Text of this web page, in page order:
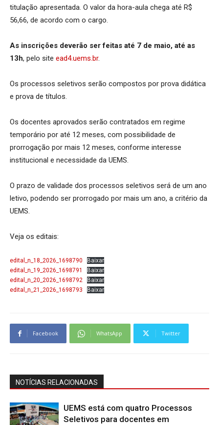
titulação apresentada. O valor da hora-aula chega até R$
56,66, de acordo com o cargo.
As inscrições deverão ser feitas até 7 de maio, até as
13h, pelo site ead4.uems.br.
Os processos seletivos serão compostos por prova didática
e prova de títulos.
Os docentes aprovados serão contratados em regime
temporário por até 12 meses, com possibilidade de
prorrogação por mais 12 meses, conforme interesse
institucional e necessidade da UEMS.
O prazo de validade dos processos seletivos será de um ano
letivo, podendo ser prorrogado por mais um ano, a critério da
UEMS.
Veja os editais:
edital_n_18_2026_1698790
Baixar
edital_n_19_2026_1698791
Baixar
edital_n_20_2026_1698792
Baixar
edital_n_21_2026_1698793
Baixar
Facebook WhatsApp Twitter
NOTÍCIAS RELACIONADAS
UEMS está com quatro Processos
Seletivos para docentes em